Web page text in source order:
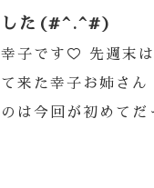
した(#^.^#)
幸子です♡ 先週末は
て来た幸子お姉さん
のは今回が初めて